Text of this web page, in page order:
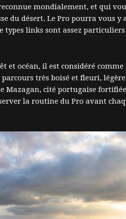
mondialement, et qui
du désert. Le Pro pourra vous y
links sont assez
et océan, il est considéré comme
très boisé et fleuri,
Mazagan, cité portugaise
la routine du Pro avant